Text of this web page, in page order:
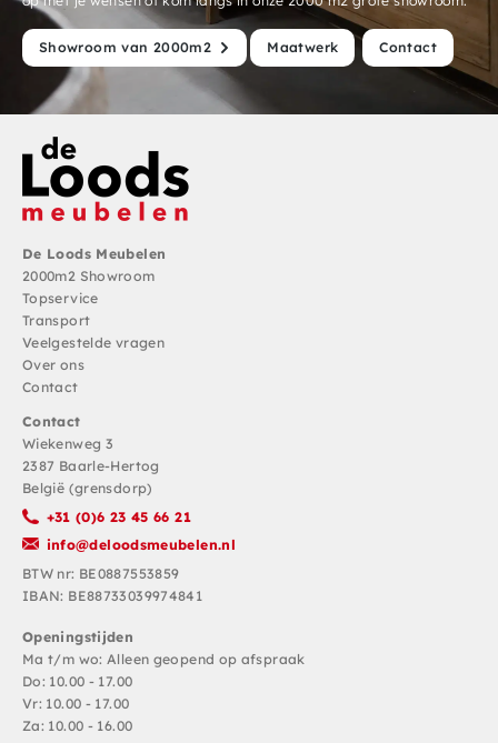
Showroom van 2000m2 Maatwerk Contact
De Loods Meubelen
2000m2 Showroom
Topservice
Transport
Veelgestelde vragen
Over ons
Contact
Contact
Wiekenweg 3
2387 Baarle-Hertog
België (grensdorp)
+31 (0)6 23 45 66 21
info@deloodsmeubelen.nl
BTW nr: BE0887553859
IBAN: BE88733039974841
Openingstijden
Ma t/m wo: Alleen geopend op afspraak
Do: 10.00 - 17.00
Vr: 10.00 - 17.00
Za: 10.00 - 16.00